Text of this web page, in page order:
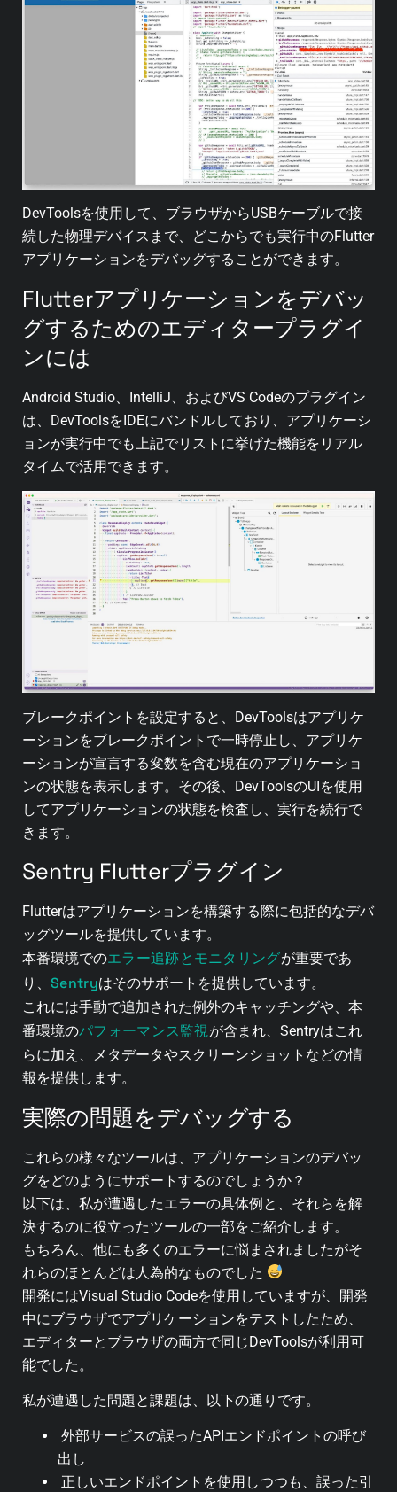
DevToolsを使用して、ブラウザからUSBケーブルで接
続した物理デバイスまで、どこからでも実行中のFlutter
アプリケーションをデバッグすることができます。
Flutterアプリケーションをデバッ
グするためのエディタープラグイ
ンには
Android Studio、IntelliJ、およびVS Codeのプラグイン
は、DevToolsをIDEにバンドルしており、アプリケーシ
ョンが実行中でも上記でリストに挙げた機能をリアル
タイムで活用できます。
ブレークポイントを設定すると、DevToolsはアプリケ
ーションをブレークポイントで一時停止し、アプリケ
ーションが宣言する変数を含む現在のアプリケーショ
ンの状態を表示します。その後、DevToolsのUIを使用
してアプリケーションの状態を検査し、実行を続行で
きます。
Sentry Flutterプラグイン
Flutterはアプリケーションを構築する際に包括的なデバ
ッグツールを提供しています。
本番環境でのエラー追跡とモニタリングが重要であ
り、 Sentryはそのサポートを提供しています。
これには手動で追加された例外のキャッチングや、本
番環境のパフォーマンス監視が含まれ、Sentryはこれ
らに加え、メタデータやスクリーンショットなどの情
報を提供します。
実際の問題をデバッグする
これらの様々なツールは、アプリケーションのデバッ
グをどのようにサポートするのでしょうか？
以下は、私が遭遇したエラーの具体例と、それらを解
決するのに役立ったツールの一部をご紹介します。
もちろん、他にも多くのエラーに悩まされましたがそ
れらのほとんどは人為的なものでした
開発にはVisual Studio Codeを使用していますが、開発
中にブラウザでアプリケーションをテストしたため、
エディターとブラウザの両方で同じDevToolsが利用可
能でした。
私が遭遇した問題と課題は、以下の通りです。
外部サービスの誤ったAPIエンドポイントの呼び
出し
正しいエンドポイントを使用しつつも、誤った引